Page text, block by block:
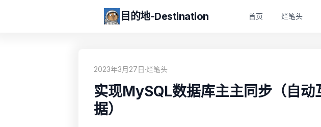
目的地-Destination 首页 烂笔头
2023年3月27日·烂笔头
实现MySQL数据库主主同步（自动
据）